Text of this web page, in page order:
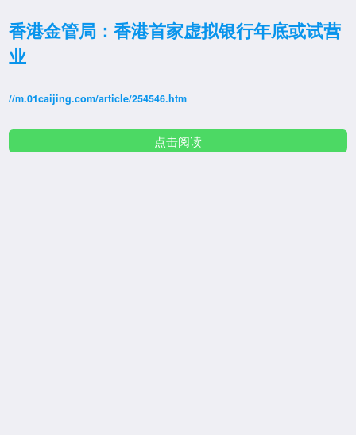
香港金管局：香港首家虚拟银行年底或试营
业
//m.01caijing.com/article/254546.htm
点击阅读